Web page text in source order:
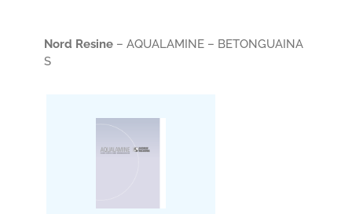
Nord Resine– AQUALAMINE – BETONGUAINA
S